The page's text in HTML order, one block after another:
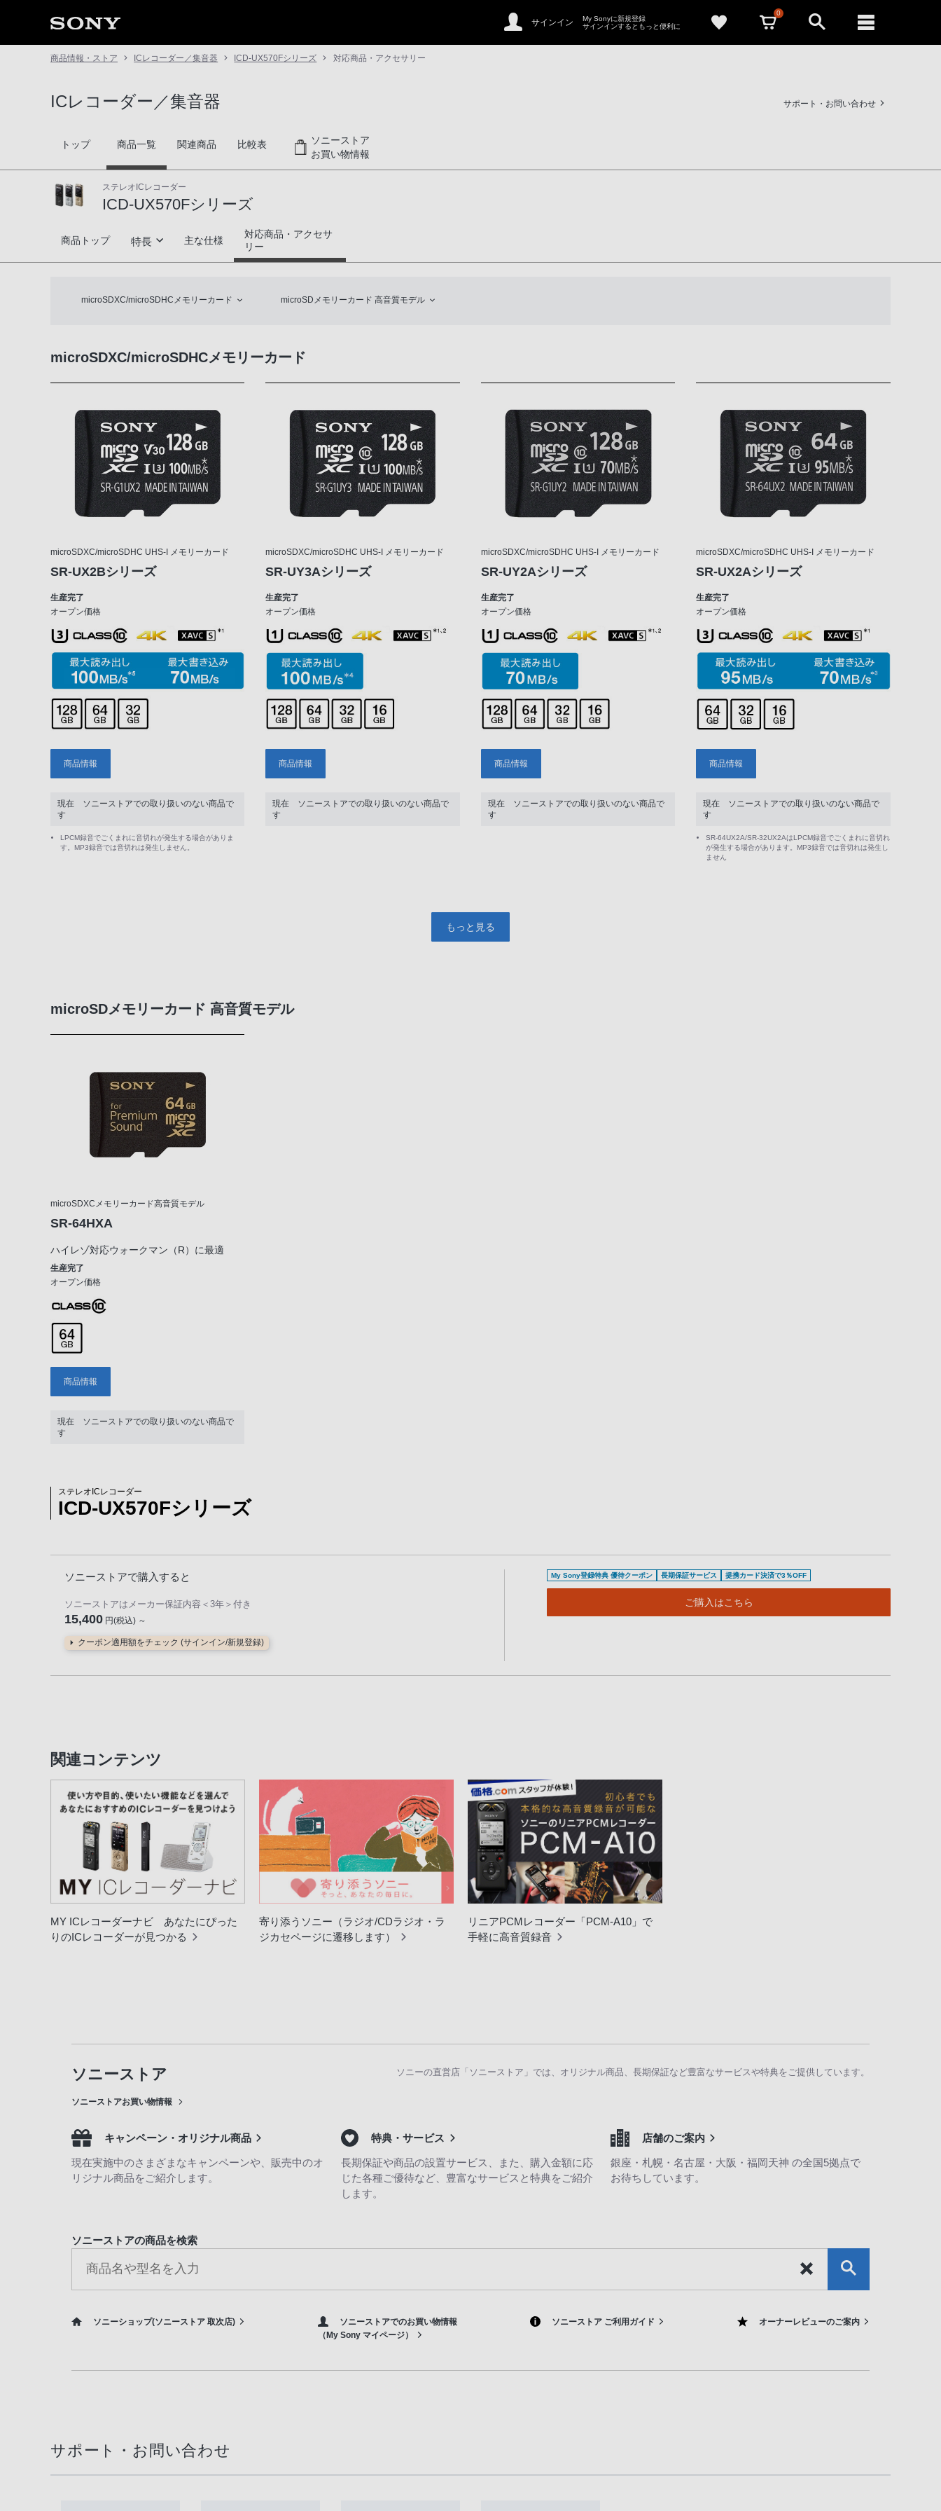
サインイン
My Sonyに新規登録
サインインするともっと便利に
0
商品情報・ストア ICレコーダー／集音器 ICD-UX570Fシリーズ 対応商品・アクセサリー
ICレコーダー／集音器 サポート・お問い合わせ
トップ 商品一覧 関連商品 比較表
ソニーストア
お買い物情報
ステレオICレコーダー
ICD-UX570Fシリーズ
ICD-UX570Fシリーズ
商品トップ 特長
音楽やラジオも、高音質で楽しむ
豊富な機能
主な仕様
対応商品・アクセサ
リー
microSDXC/microSDHCメモリーカード microSDメモリーカード 高音質モデル
microSDXC/microSDHCメモリーカード
microSDXC/microSDHC UHS-I メモリーカード
SR-UX2Bシリーズ
生産完了
オープン価格
商品情報
現在 ソニーストアでの取り扱いのない商品で
す
LPCM録音でごくまれに音切れが発生する場合がありま
す。MP3録音では音切れは発生しません。
microSDXC/microSDHC UHS-I メモリーカード
SR-UY3Aシリーズ
生産完了
オープン価格
商品情報
現在 ソニーストアでの取り扱いのない商品で
す
microSDXC/microSDHC UHS-I メモリーカード
SR-UY2Aシリーズ
生産完了
オープン価格
商品情報
現在 ソニーストアでの取り扱いのない商品で
す
microSDXC/microSDHC UHS-I メモリーカード
SR-UX2Aシリーズ
生産完了
オープン価格
商品情報
現在 ソニーストアでの取り扱いのない商品で
す
SR-64UX2A/SR-32UX2AはLPCM録音でごくまれに音切れ
が発生する場合があります。MP3録音では音切れは発生し
ません
もっと見る
microSDメモリーカード 高音質モデル
microSDXCメモリーカード高音質モデル
SR-64HXA
ハイレゾ対応ウォークマン（R）に最適
生産完了
オープン価格
商品情報
現在 ソニーストアでの取り扱いのない商品で
す
ステレオICレコーダー
ICD-UX570Fシリーズ
ソニーストアで購入すると
ソニーストアはメーカー保証内容 ＜3年＞ 付き
15,400 円(税込) ～
クーポン適用額をチェック (サインイン/新規登録)
My Sony登録特典 優待クーポン 長期保証サービス 提携カード決済で3％OFF
ご購入はこちら
関連コンテンツ
MY ICレコーダーナビ あなたにぴった
りのICレコーダーが見つかる
寄り添うソニー（ラジオ/CDラジオ・ラ
ジカセページに遷移します）
リニアPCMレコーダー「PCM-A10」で
手軽に高音質録音
ソニーストア ソニーの直営店「ソニーストア」では、オリジナル商品、長期保証など豊富なサービスや特典をご提供しています。
ソニーストアお買い物情報
キャンペーン・オリジナル商品
現在実施中のさまざまなキャンペーンや、販売中のオ
リジナル商品をご紹介します。
特典・サービス
長期保証や商品の設置サービス、また、購入金額に応
じた各種ご優待など、豊富なサービスと特典をご紹介
します。
店舗のご案内
銀座・札幌・名古屋・大阪・福岡天神 の全国5拠点で
お待ちしています。
ソニーストアの商品を検索
ソニーショップ(ソニーストア 取次店)
ソニーストアでのお買い物情報
（My Sony マイページ）
ソニーストア ご利用ガイド オーナーレビューのご案内
サポート・お問い合わせ